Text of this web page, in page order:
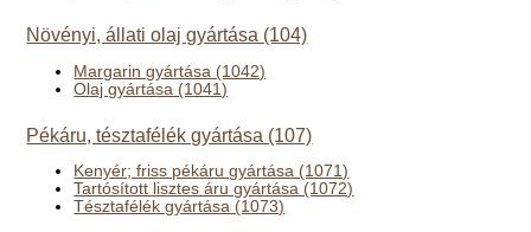
Növényi, állati olaj gyártása (104)
Margarin gyártása (1042)
Olaj gyártása (1041)
Pékáru, tésztafélék gyártása (107)
Kenyér; friss pékáru gyártása (1071)
Tartósított lisztes áru gyártása (1072)
Tésztafélék gyártása (1073)